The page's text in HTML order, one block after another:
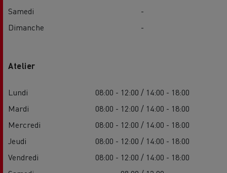
Samedi
-
Dimanche
-
Atelier
Lundi
08:00 - 12:00 / 14:00 - 18:00
Mardi
08:00 - 12:00 / 14:00 - 18:00
Mercredi
08:00 - 12:00 / 14:00 - 18:00
Jeudi
08:00 - 12:00 / 14:00 - 18:00
Vendredi
08:00 - 12:00 / 14:00 - 18:00